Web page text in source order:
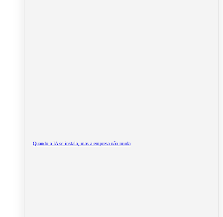
Quando a IA se instala, mas a empresa não muda